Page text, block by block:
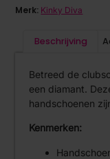
Merk: Kinky Diva
Beschrijving
Betreed de
een diamant.
handschoenen
Kenmerken: